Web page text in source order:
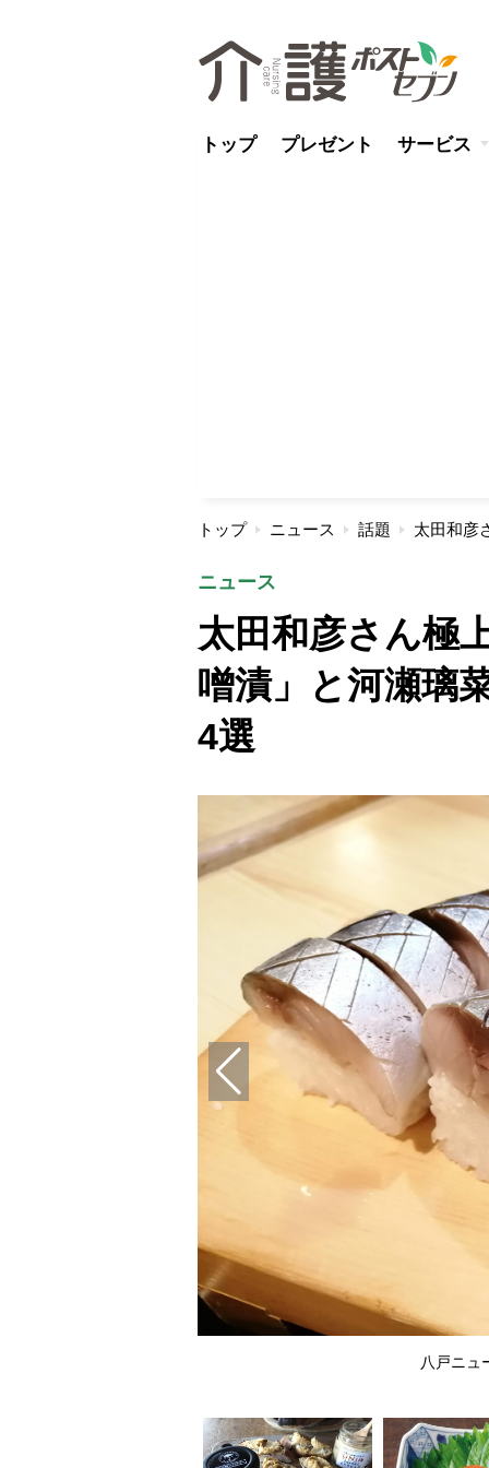
トップ プレゼント サービス
トップ ニュース 話題
ニュース
太田和彦さん極
噌漬」と河瀬璃
4選
八戸ニュ